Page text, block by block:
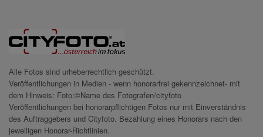
Alle Fotos sind urheberrechtlich geschützt.
Veröffentlichungen in Medien - wenn honorarfrei gekennzeichnet- mit
dem Hinweis: Foto:©Name des Fotografen/cityfoto
Veröffentlichungen bei honorarpflichtigen Fotos nur mit Einverständnis
des Auftraggebers und Cityfoto. Bezahlung eines Honorars nach den
jeweiligen Honorar-Richtlinien.